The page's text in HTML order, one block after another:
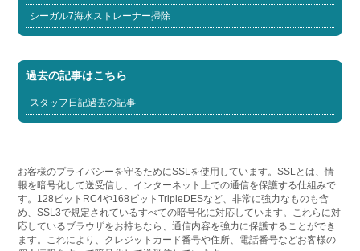
シーガル7海水ストレーナー掃除
過去の記事はこちら
スタッフ日記過去の記事
お客様のプライバシーを守るためにSSLを使用しています。SSLとは、情
報を暗号化して送受信し、インターネット上での通信を保護する仕組みで
す。128ビットRC4や168ビットTripleDESなど、非常に強力なものも含
め、SSL3で規定されているすべての暗号化に対応しています。これらに対
応しているブラウザをお持ちなら、通信内容を強力に保護することができ
ます。これにより、クレジットカード番号や住所、電話番号などお客様の